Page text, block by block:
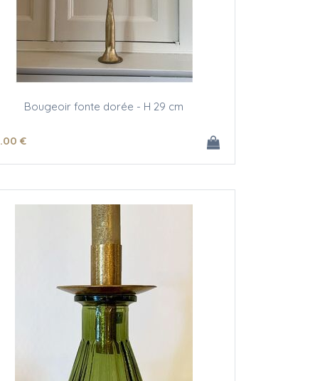
Bougeoir fonte dorée - H 29 cm
.00 €